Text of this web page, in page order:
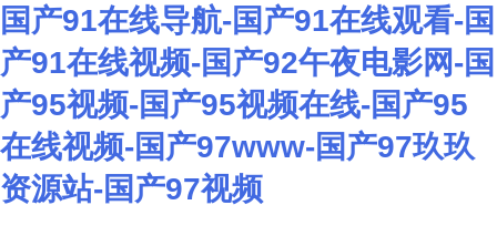
国产91在线导航-国产91在线观看-国
产91在线视频-国产92午夜电影网-国
产95视频-国产95视频在线-国产95
在线视频-国产97www-国产97玖玖
资源站-国产97视频